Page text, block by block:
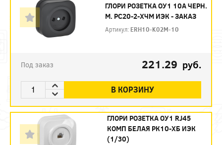
ГЛОРИ РОЗЕТКА ОУ1 10А ЧЕРН.
М. РС20-2-ХЧМ ИЭК - ЗАКАЗ
Артикул: ERH10-K02M-10
Под заказ 221.29 руб.
В КОРЗИНУ
ГЛОРИ РОЗЕТКА ОУ1 RJ45
КОМП БЕЛАЯ РК10-ХБ ИЭК
(1/30)